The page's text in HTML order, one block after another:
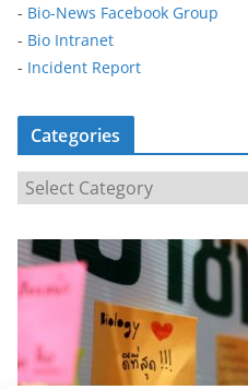
- Bio-News Facebook Group
- Bio Intranet
- Incident Report
Categories
a
t
e
g
i